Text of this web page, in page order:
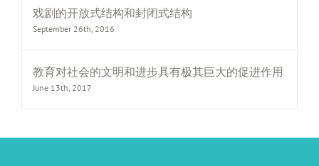
戏剧的开放式结构和封闭式结构
September 26th, 2016
教育对社会的文明和进步具有极其巨大的促进作用
June 13th, 2017